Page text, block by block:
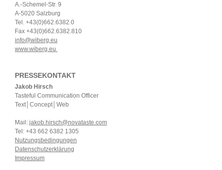
A.-Schemel-Str. 9
A-5020 Salzburg
Tel. +43(0)662.6382.0
Fax +43(0)662.6382.810
info@wiberg.eu
www.wiberg.eu
PRESSEKONTAKT
Jakob Hirsch
Tasteful Communication Officer
Text│Concept│Web
Mail: jakob.hirsch@novataste.com
Tel: +43 662 6382 1305
Nutzungsbedingungen
Datenschutzerklärung
Impressum